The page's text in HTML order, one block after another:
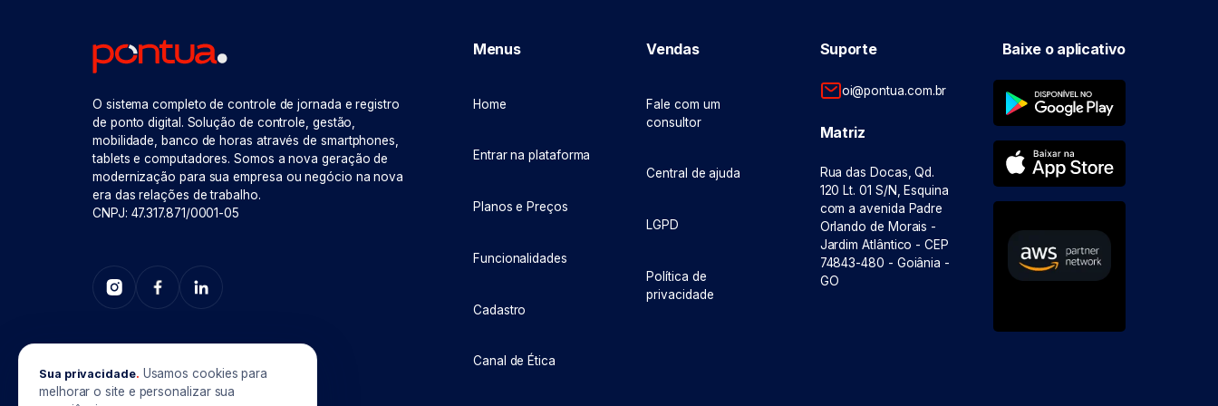
Menus
Home
Entrar na plataforma
Planos e Preços
Funcionalidades
Cadastro
Canal de Ética
Vendas
Fale com um
consultor
Central de ajuda
LGPD
Política de
privacidade
Suporte
oi@pontua.com.br
Matriz
Rua das Docas, Qd.
120 Lt. 01 S/N, Esquina
com a avenida Padre
Orlando de Morais -
Jardim Atlântico - CEP
74843-480 - Goiânia -
GO
Baixe o aplicativo
O sistema completo de controle de jornada e registro
de ponto digital. Solução de controle, gestão,
mobilidade, banco de horas através de smartphones,
tablets e computadores. Somos a nova geração de
modernização para sua empresa ou negócio na nova
era das relações de trabalho.
CNPJ: 47.317.871/0001-05
Sua privacidade. Usamos cookies para
melhorar o site e personalizar sua